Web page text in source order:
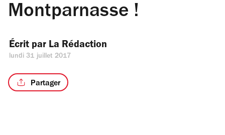
Montparnasse !
Écrit par La Rédaction
lundi 31 juillet 2017
Partager